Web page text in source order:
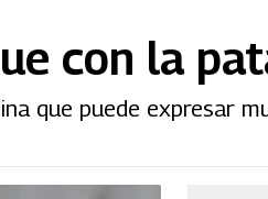
con la
que puede expresar